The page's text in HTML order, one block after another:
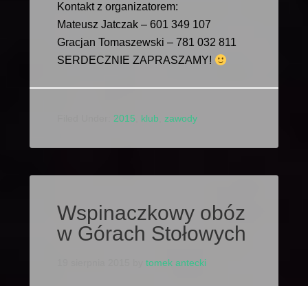
Kontakt z organizatorem:
Mateusz Jatczak – 601 349 107
Gracjan Tomaszewski – 781 032 811
SERDECZNIE ZAPRASZAMY!
2015 klub zawody
Wspinaczkowy obóz
w Górach Stołowych
tomek antecki